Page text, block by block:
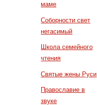
маме
Соборности свет
негасимый
Школа семейного
чтения
Святые жены Руси
Православие в
звуке